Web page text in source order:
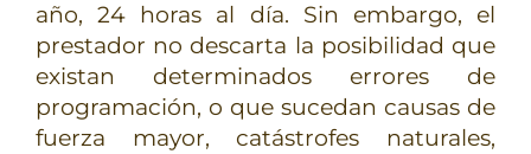
año, 24 horas al día. Sin embargo, el
prestador no descarta la posibilidad que
existan determinados errores de
programación, o que sucedan causas de
fuerza mayor, catástrofes naturales,